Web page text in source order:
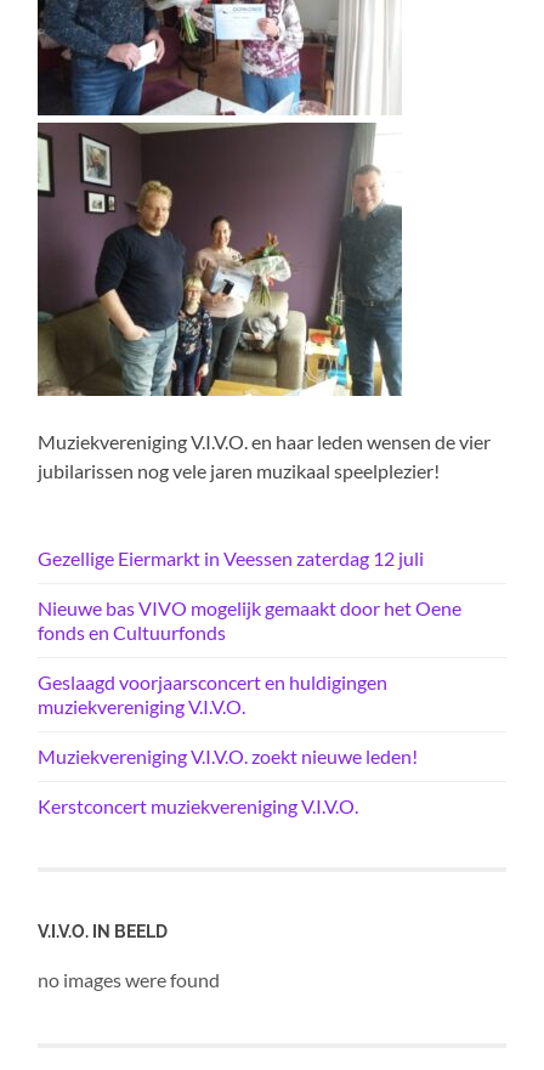
Muziekvereniging V.I.V.O. en haar leden wensen de vier
jubilarissen nog vele jaren muzikaal speelplezier!
Gezellige Eiermarkt in Veessen zaterdag 12 juli
Nieuwe bas VIVO mogelijk gemaakt door het Oene
fonds en Cultuurfonds
Geslaagd voorjaarsconcert en huldigingen
muziekvereniging V.I.V.O.
Muziekvereniging V.I.V.O. zoekt nieuwe leden!
Kerstconcert muziekvereniging V.I.V.O.
V.I.V.O. IN BEELD
no images were found